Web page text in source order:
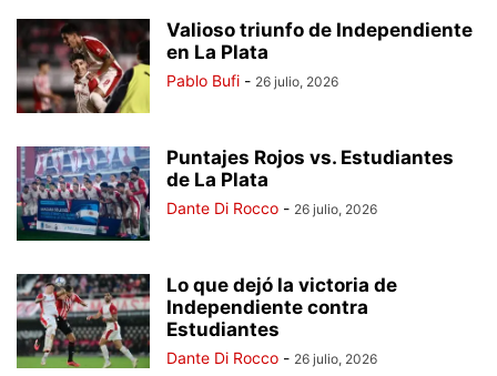
Valioso triunfo de Independiente
en La Plata
Pablo Bufi - 26 julio, 2026
Puntajes Rojos vs. Estudiantes
de La Plata
Dante Di Rocco - 26 julio, 2026
Lo que dejó la victoria de
Independiente contra
Estudiantes
Dante Di Rocco - 26 julio, 2026